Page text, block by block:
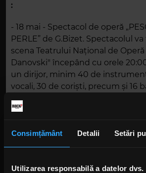
Consimțământ Detalii Setări
Utilizarea responsabilă a datelor dvs.
:
- 18 mai - Spectacol de operă
PERLE” de G.Bizet. Spectacolul
scena Teatrului Național de Operă
Danovski" începând cu orele
un dirijor, minim 40 de
vocali, 30 de coriști, precum și 16
- 19 mai - Concert vocal
Teatrului Național de Operă și
8 soliști vocali, 30 de coriști.